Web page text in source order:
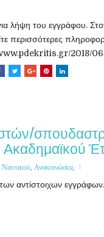
λήψη του εγγράφου.
περισσότερες
2018/06/
, Ανακοινώσεις
αντίστοιχων